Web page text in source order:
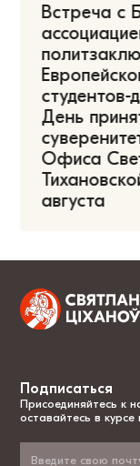
Встреча с
День
Офиса
августа
Подписаться
Присоединяйтесь к
оставайтесь в